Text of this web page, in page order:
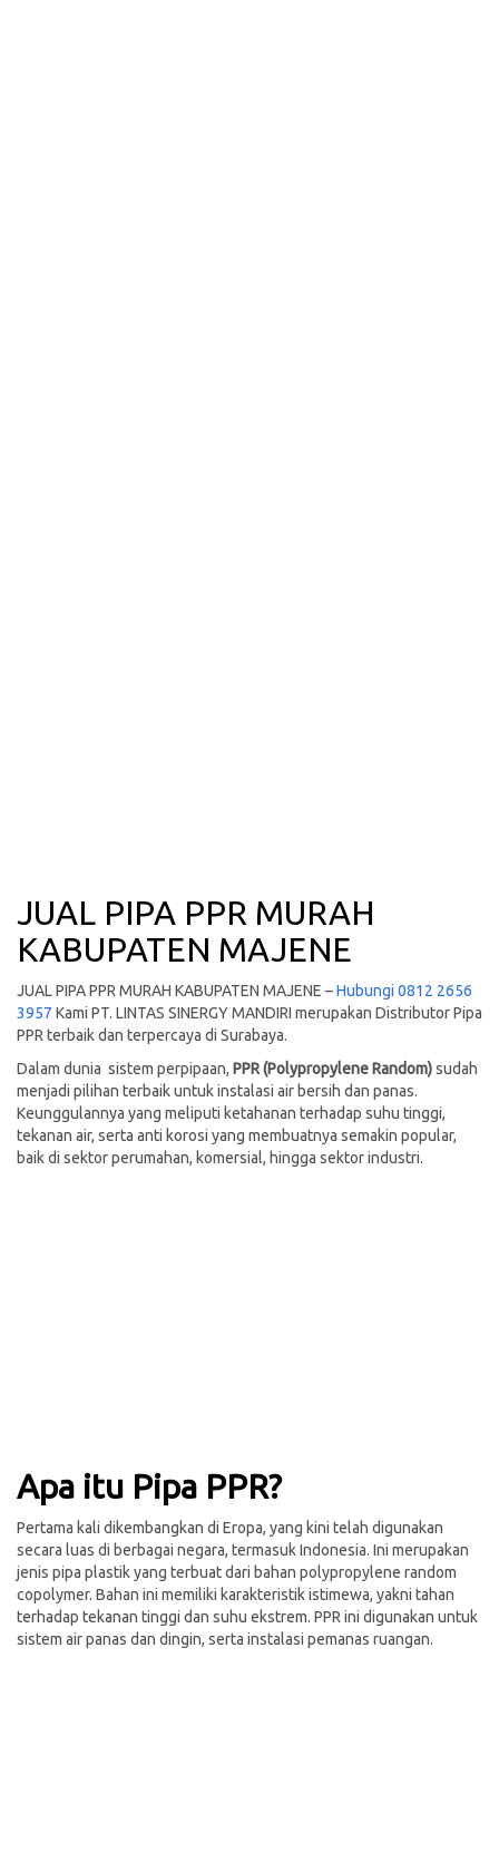
JUAL PIPA PPR MURAH
KABUPATEN MAJENE
JUAL PIPA PPR MURAH KABUPATEN MAJENE –Hubungi 0812 2656
3957 Kami PT. LINTAS SINERGY MANDIRI merupakan Distributor Pipa
PPR terbaik dan terpercaya di Surabaya.
Dalam dunia sistem perpipaan, PPR (Polypropylene Random)sudah
menjadi pilihan terbaik untuk instalasi air bersih dan panas.
Keunggulannya yang meliputi ketahanan terhadap suhu tinggi,
tekanan air, serta anti korosi yang membuatnya semakin popular,
baik di sektor perumahan, komersial, hingga sektor industri.
Apa itu Pipa PPR?
Pertama kali dikembangkan di Eropa, yang kini telah digunakan
secara luas di berbagai negara, termasuk Indonesia. Ini merupakan
jenis pipa plastik yang terbuat dari bahan polypropylene random
copolymer. Bahan ini memiliki karakteristik istimewa, yakni tahan
terhadap tekanan tinggi dan suhu ekstrem. PPR ini digunakan untuk
sistem air panas dan dingin, serta instalasi pemanas ruangan.